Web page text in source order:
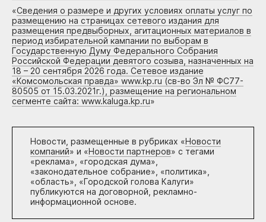
«Сведения о размере и других условиях оплаты услуг по
размещению на страницах сетевого издания для
размещения предвыборных, агитационных материалов в
период избирательной кампании по выборам в
Государственную Думу Федерального Собрания
Российской Федерации девятого созыва, назначенных на
18 – 20 сентября 2026 года. Сетевое издание
«Комсомольская правда» www.kp.ru (св-во Эл № ФС77-
80505 от 15.03.2021г.), размещение на региональном
сегменте сайта: www.kaluga.kp.ru»
Новости, размещенные в рубриках «Новости
компаний» и «Новости партнеров» с тегами
«реклама», «городская дума»,
«законодательное собрание», «политика»,
«область», «Городской голова Калуги»
публикуются на договорной, рекламно-
информационной основе.